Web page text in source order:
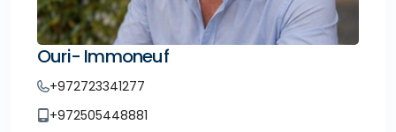
Ouri- Immoneuf
+972723341277
+972505448881